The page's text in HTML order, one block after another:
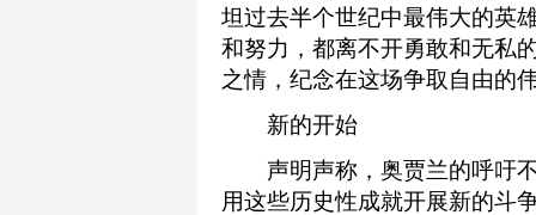
坦过去半个世纪中最伟大的英
和努力，都离不开勇敢和无私
之情，纪念在这场争取自由的
新的开始
声明声称，奥贾兰的呼吁不
用这些历史性成就开展新的斗